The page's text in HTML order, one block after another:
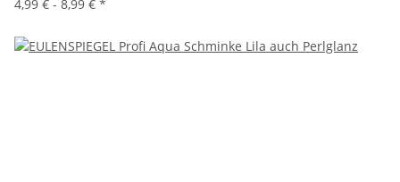
4,99 € - 8,99 € *